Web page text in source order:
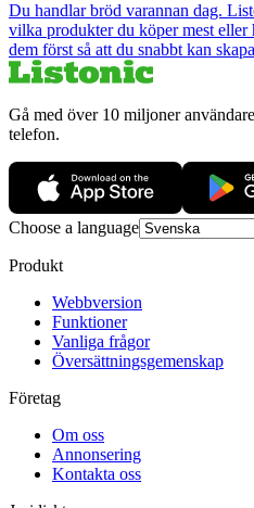
Du handlar bröd varannan dag.
vilka produkter du köper mest
dem först så att du snabbt kan
Gå med över 10 miljoner
telefon.
Choose a language
Produkt
Webbversion
Funktioner
Vanliga frågor
Översättningsgemenskap
Företag
Om oss
Annonsering
Kontakta oss